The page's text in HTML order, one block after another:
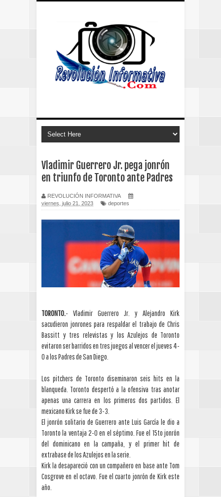
Vladimir Guerrero Jr. pega jonrón
en triunfo de Toronto ante Padres
REVOLUCIÓN INFORMATIVA
viernes, julio 21, 2023
deportes
TORONTO.- Vladimir Guerrero Jr. y Alejandro Kirk
sacudieron jonrones para respaldar el trabajo de Chris
Bassitt y tres relevistas y los Azulejos de Toronto
evitaron ser barridos en tres juegos al vencer el jueves 4-
0 a los Padres de San Diego.
Los pitchers de Toronto diseminaron seis hits en la
blanqueda. Toronto despertó a la ofensiva tras anotar
apenas una carrera en los primeros dos partidos. El
mexicano Kirk se fue de 3-3.
El jonrón solitario de Guerrero ante Luis García le dio a
Toronto la ventaja 2-0 en el séptimo. Fue el 15to jonrón
del dominicano en la campaña, y el primer hit de
extrabase de los Azulejos en la serie.
Kirk la desapareció con un compañero en base ante Tom
Cosgrove en el octavo. Fue el cuarto jonrón de Kirk este
año.